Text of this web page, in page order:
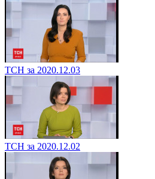
ТСН за 2020.12.03
ТСН за 2020.12.02